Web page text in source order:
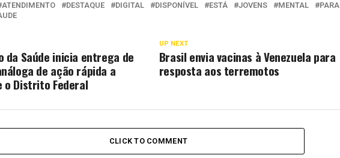
ATENDIMENTO DESTAQUE DIGITAL DISPONÍVEL ESTÁ JOVENS MENTAL
PARA
UP NEXT
Brasil envia vacinas à Venezuela para
resposta aos terremotos
da Saúde inicia entrega de
de ação rápida a
o Distrito Federal
CLICK TO COMMENT